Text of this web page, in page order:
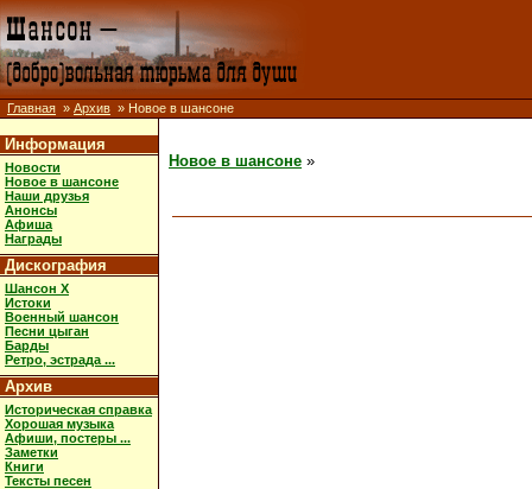
Главная » Архив » Новое в шансоне
Информация
Новости
Новое в шансоне
Наши друзья
Анонсы
Афиша
Награды
Дискография
Шансон X
Истоки
Военный шансон
Песни цыган
Барды
Ретро, эстрада ...
Архив
Историческая справка
Хорошая музыка
Афиши, постеры ...
Заметки
Книги
Тексты песен
Новое в шансоне »